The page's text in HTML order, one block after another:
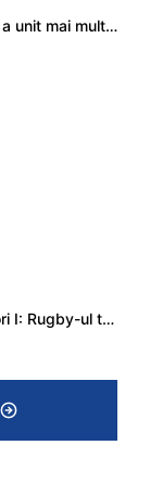
Stejarul Iulian Hartig: A fost un turneu care a unit mai mult echipa
Mohamed Salhi, vicecampion național juniori I: Rugby-ul te învață să accepți și înfrângerile